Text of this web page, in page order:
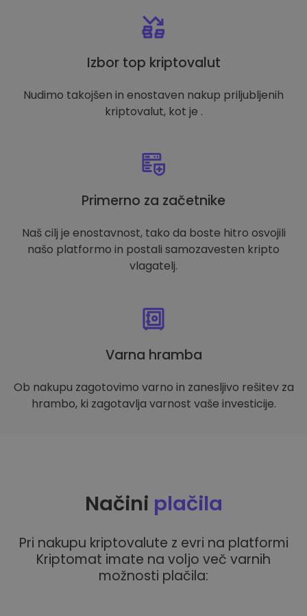
Izbor top kriptovalut
Nudimo takojšen in enostaven nakup priljubljenih
kriptovalut, kot je .
Primerno za začetnike
Naš cilj je enostavnost, tako da boste hitro osvojili
našo platformo in postali samozavesten kripto
vlagatelj.
Varna hramba
Ob nakupu zagotovimo varno in zanesljivo rešitev za
hrambo, ki zagotavlja varnost vaše investicije.
Načini plačila
Pri nakupu kriptovalute z evri na platformi
Kriptomat imate na voljo več varnih
možnosti plačila: